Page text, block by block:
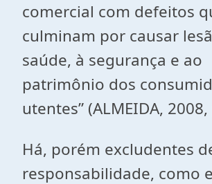
comercial com defeitos
culminam por causar
saúde, à segurança e ao
patrimônio dos
utentes” (ALMEIDA,
Há, porém excludentes
responsabilidade, como